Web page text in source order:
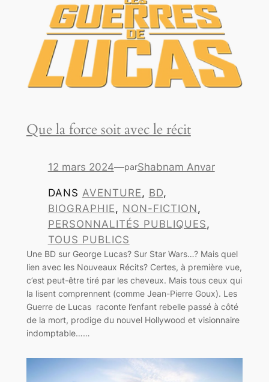
Que la force soit avec le récit
12 mars 2024—parShabnam Anvar
DANS AVENTURE, BD
BIOGRAPHIE, NON-FICTION
PERSONNALITÉS PUBLIQUES
TOUS PUBLICS
Une BD sur George Lucas? Sur Star Wars…? Mais quel
lien avec les Nouveaux Récits? Certes, à première vue,
c’est peut-être tiré par les cheveux. Mais tous ceux qui
la lisent comprennent (comme Jean-Pierre Goux). Les
Guerre de Lucas raconte l’enfant rebelle passé à côté
de la mort, prodige du nouvel Hollywood et visionnaire
indomptable……